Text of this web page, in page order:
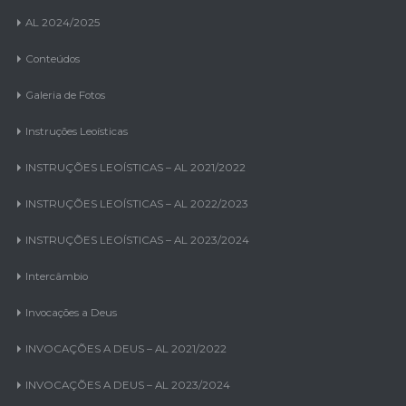
AL 2024/2025
Conteúdos
Galeria de Fotos
Instruções Leoísticas
INSTRUÇÕES LEOÍSTICAS – AL 2021/2022
INSTRUÇÕES LEOÍSTICAS – AL 2022/2023
INSTRUÇÕES LEOÍSTICAS – AL 2023/2024
Intercâmbio
Invocações a Deus
INVOCAÇÕES A DEUS – AL 2021/2022
INVOCAÇÕES A DEUS – AL 2023/2024